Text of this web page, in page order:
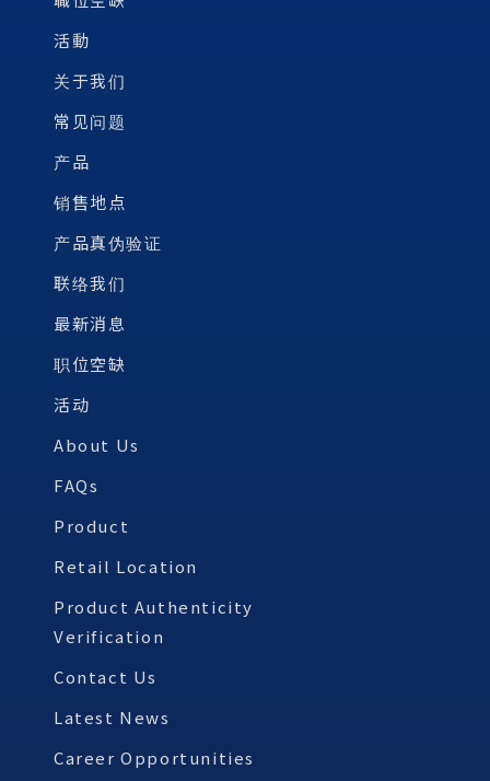
活動
关于我们
常见问题
产品
销售地点
产品真伪验证
联络我们
最新消息
职位空缺
活动
About Us
FAQs
Product
Retail Location
Product Authenticity
Verification
Contact Us
Latest News
Career Opportunities